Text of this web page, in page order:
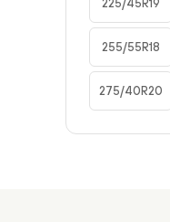
225/45R19
255/55R18
275/40R20